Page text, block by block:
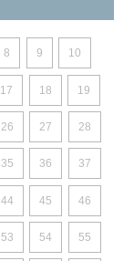
8 9 10
17 18 19
26 27 28
35 36 37
44 45 46
53 54 55